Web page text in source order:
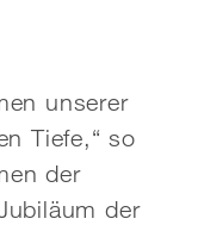
unserer
Tiefe,“ so
der
der